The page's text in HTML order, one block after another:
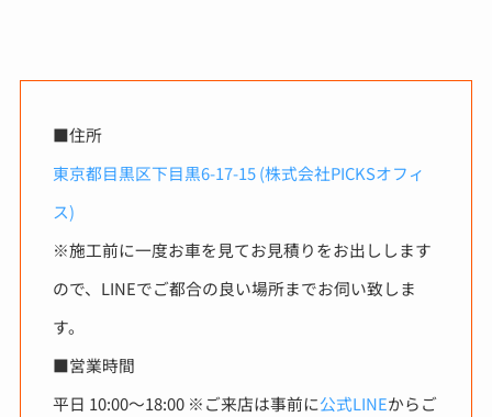
■住所
東京都目黒区下目黒6-17-15 (株式会社PICKSオフィ
ス)
※施工前に一度お車を見てお見積りをお出しします
ので、LINEでご都合の良い場所までお伺い致しま
す。
■営業時間
平日 10:00〜18:00 ※ご来店は事前に公式LINEからご